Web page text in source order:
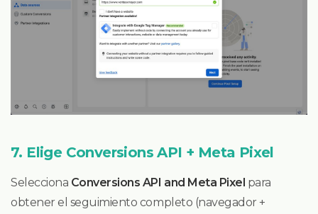
7. Elige Conversions API + Meta Pixel
Selecciona Conversions API and Meta Pixel para
obtener el seguimiento completo (navegador +